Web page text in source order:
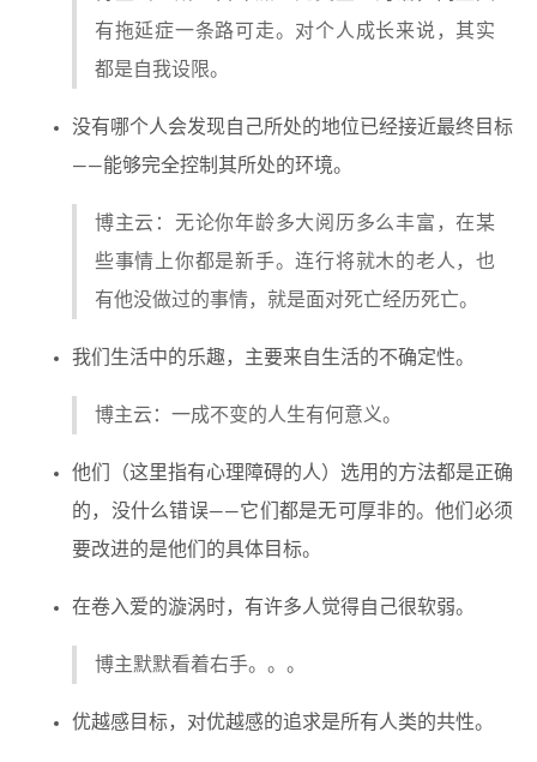
有拖延症一条路可走。对个人成长来说，其实
都是自我设限。
没有哪个人会发现自己所处的地位已经接近最终目标
——能够完全控制其所处的环境。
博主云：无论你年龄多大阅历多么丰富，在某
些事情上你都是新手。连行将就木的老人，也
有他没做过的事情，就是面对死亡经历死亡。
我们生活中的乐趣，主要来自生活的不确定性。
博主云：一成不变的人生有何意义。
他们（这里指有心理障碍的人）选用的方法都是正确
的，没什么错误——它们都是无可厚非的。他们必须
要改进的是他们的具体目标。
在卷入爱的漩涡时，有许多人觉得自己很软弱。
博主默默看着右手。。。
优越感目标，对优越感的追求是所有人类的共性。